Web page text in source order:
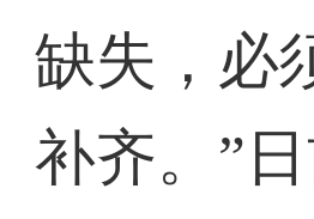
缺失，必
补齐。”